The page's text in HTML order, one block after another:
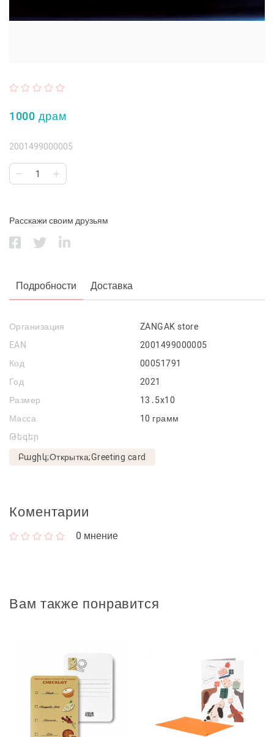
1000 драм
2001499000005
Расскажи своим друзьям
Подробности Доставка
Организация
ZANGAK store
EAN
2001499000005
Код
00051791
Год
2021
Размер
13․5x10
Масса
10 грамм
Թեգեր
Բացիկ;Открытка;Greeting card
Коментарии
0 мнение
Вам также понравится